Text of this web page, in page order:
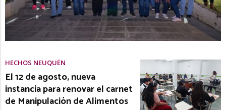
HECHOS NEUQUÉN
El 12 de agosto, nueva
instancia para renovar el carnet
de Manipulación de Alimentos